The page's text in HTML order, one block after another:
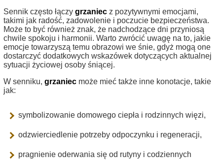
Sennik często łączy grzaniec z pozytywnymi emocjami,
takimi jak radość, zadowolenie i poczucie bezpieczeństwa.
Może to być również znak, że nadchodzące dni przyniosą
chwile spokoju i harmonii. Warto zwrócić uwagę na to, jakie
emocje towarzyszą temu obrazowi we śnie, gdyż mogą one
dostarczyć dodatkowych wskazówek dotyczących aktualnej
sytuacji życiowej osoby śniącej.
W senniku, grzaniec może mieć także inne konotacje, takie
jak:
symbolizowanie domowego ciepła i rodzinnych więzi,
odzwierciedlenie potrzeby odpoczynku i regeneracji,
pragnienie oderwania się od rutyny i codziennych